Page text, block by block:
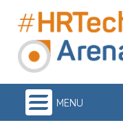
menu